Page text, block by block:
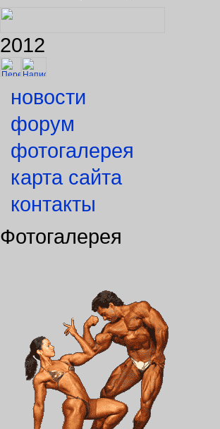
2012
новости
форум
фотогалерея
карта сайта
контакты
Фотогалерея